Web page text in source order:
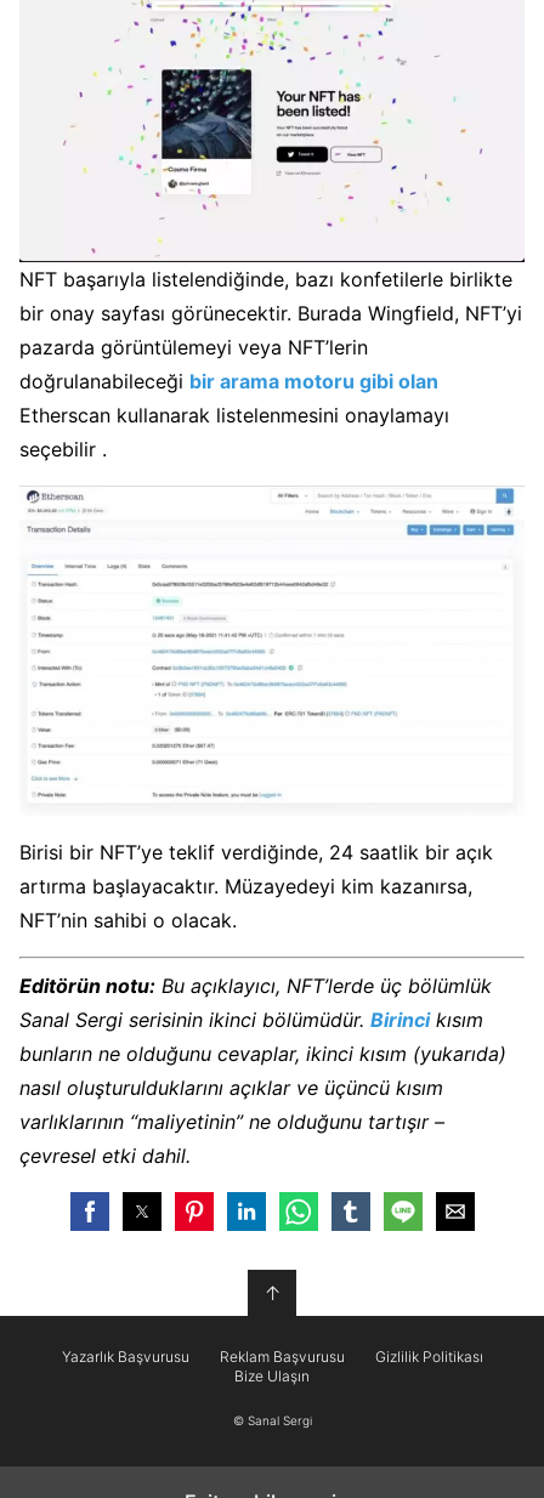
NFT başarıyla listelendiğinde, bazı konfetilerle birlikte
bir onay sayfası görünecektir. Burada Wingfield, NFT’yi
pazarda görüntülemeyi veya NFT’lerin
doğrulanabileceği bir arama motoru gibi olan
Etherscan kullanarak listelenmesini onaylamayı
seçebilir .
Birisi bir NFT’ye teklif verdiğinde, 24 saatlik bir açık
artırma başlayacaktır. Müzayedeyi kim kazanırsa,
NFT’nin sahibi o olacak.
Editörün notu: Bu açıklayıcı, NFT’lerde üç bölümlük
Sanal Sergi serisinin ikinci bölümüdür. Birincikısım
bunların ne olduğunu cevaplar, ikinci kısım (yukarıda)
nasıl oluşturulduklarını açıklar ve üçüncü kısım
varlıklarının “maliyetinin” ne olduğunu tartışır –
çevresel etki dahil.
↑
Yazarlık Başvurusu Reklam Başvurusu
Gizlilik Politikası
Bize Ulaşın
© Sanal Sergi